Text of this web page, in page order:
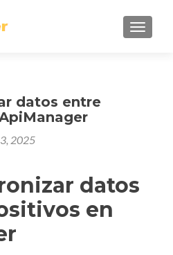
datos entre
2025
datos
en